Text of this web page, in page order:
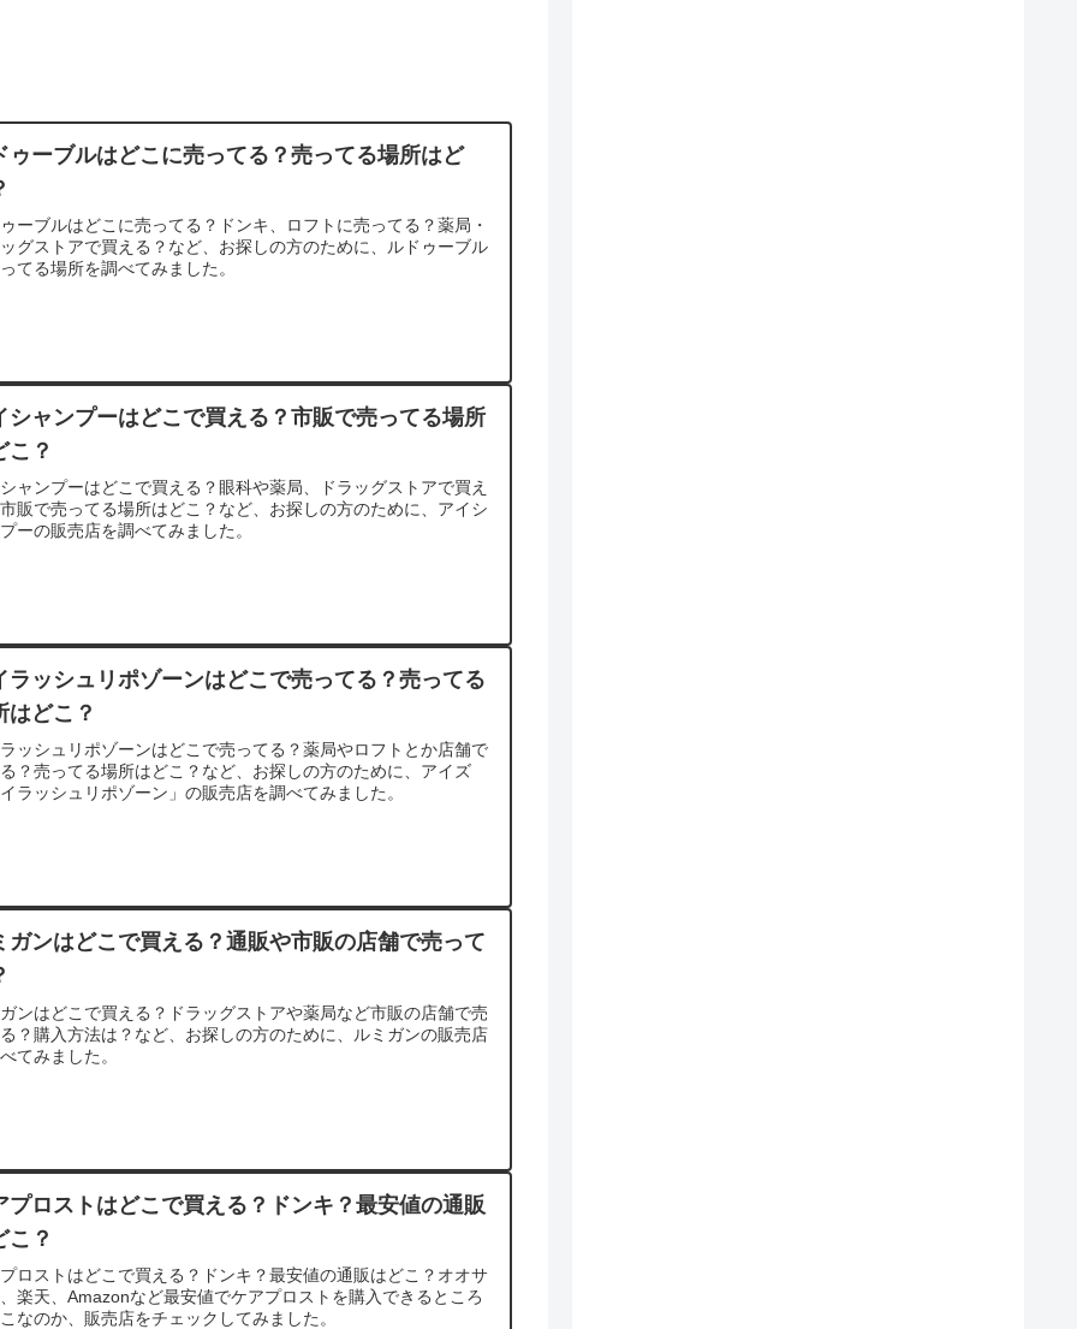
ゥーブルはどこに売ってる？売ってる場所はど
ーブルはどこに売ってる？ドンキ、ロフトに売ってる？薬局・
グストアで買える？など、お探しの方のために、ルドゥーブル
てる場所を調べてみました。
シャンプーはどこで買える？市販で売ってる場所
こ？
ャンプーはどこで買える？眼科や薬局、ドラッグストアで買え
販で売ってる場所はどこ？など、お探しの方のために、アイシ
ーの販売店を調べてみました。
ラッシュリポゾーンはどこで売ってる？売ってる
はどこ？
ッシュリポゾーンはどこで売ってる？薬局やロフトとか店舗で
？売ってる場所はどこ？など、お探しの方のために、アイズ
ラッシュリポゾーン」の販売店を調べてみました。
ガンはどこで買える？通販や市販の店舗で売って
ンはどこで買える？ドラッグストアや薬局など市販の店舗で売
？購入方法は？など、お探しの方のために、ルミガンの販売店
てみました。
プロストはどこで買える？ドンキ？最安値の通販
こ？
ロストはどこで買える？ドンキ？最安値の通販はどこ？オオサ
楽天、Amazonなど最安値でケアプロストを購入できるところ
なのか、販売店をチェックしてみました。